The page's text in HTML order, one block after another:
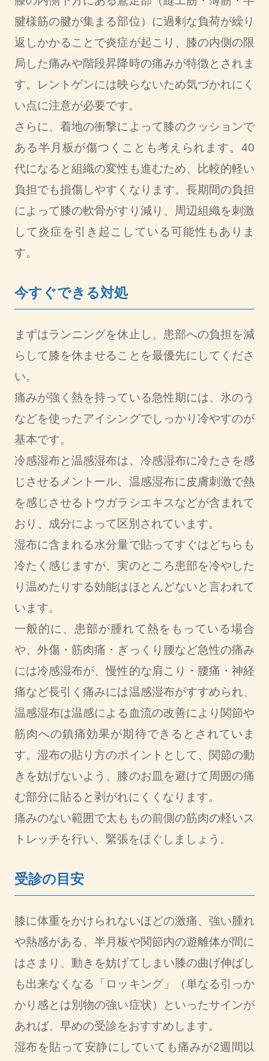
腱様筋の腱が集まる部位）に過剰な負荷が繰り
返しかかることで炎症が起こり、膝の内側の限
局した痛みや階段昇降時の痛みが特徴とされま
す。レントゲンには映らないため気づかれにく
い点に注意が必要です。
さらに、着地の衝撃によって膝のクッションで
ある半月板が傷つくことも考えられます。40
代になると組織の変性も進むため、比較的軽い
負担でも損傷しやすくなります。長期間の負担
によって膝の軟骨がすり減り、周辺組織を刺激
して炎症を引き起こしている可能性もありま
す。
今すぐできる対処
まずはランニングを休止し、患部への負担を減
らして膝を休ませることを最優先にしてくださ
い。
痛みが強く熱を持っている急性期には、氷のう
などを使ったアイシングでしっかり冷やすのが
基本です。
冷感湿布と温感湿布は、冷感湿布に冷たさを感
じさせるメントール、温感湿布に皮膚刺激で熱
を感じさせるトウガラシエキスなどが含まれて
おり、成分によって区別されています。
湿布に含まれる水分量で貼ってすぐはどちらも
冷たく感じますが、実のところ患部を冷やした
り温めたりする効能はほとんどないと言われて
います。
一般的に、患部が腫れて熱をもっている場合
や、外傷・筋肉痛・ぎっくり腰など急性の痛み
には冷感湿布が、慢性的な肩こり・腰痛・神経
痛など長引く痛みには温感湿布がすすめられ、
温感湿布は温感による血流の改善により関節や
筋肉への鎮痛効果が期待できるとされていま
す。湿布の貼り方のポイントとして、関節の動
きを妨げないよう、膝のお皿を避けて周囲の痛
む部分に貼ると剥がれにくくなります。
痛みのない範囲で太ももの前側の筋肉の軽いス
トレッチを行い、緊張をほぐしましょう。
受診の目安
膝に体重をかけられないほどの激痛、強い腫れ
や熱感がある、半月板や関節内の遊離体が間に
はさまり、動きを妨げてしまい膝の曲げ伸ばし
も出来なくなる「ロッキング」（単なる引っか
かり感とは別物の強い症状）といったサインが
あれば、早めの受診をおすすめします。
湿布を貼って安静にしていても痛みが2週間以